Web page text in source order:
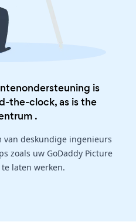
is
the-clock, as is the
.
van deskundige ingenieurs
zoals uw GoDaddy Picture
laten werken.